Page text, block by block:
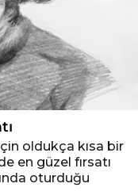
oldukça kısa bir
en güzel fırsatı
oturduğu